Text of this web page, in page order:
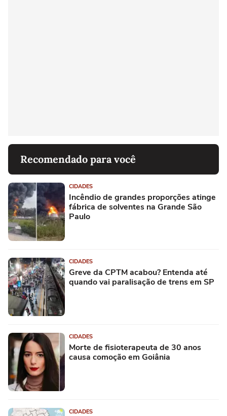
Recomendado para você
CIDADES
Incêndio de grandes proporções atinge
fábrica de solventes na Grande São
Paulo
CIDADES
Greve da CPTM acabou? Entenda até
quando vai paralisação de trens em SP
CIDADES
Morte de fisioterapeuta de 30 anos
causa comoção em Goiânia
CIDADES